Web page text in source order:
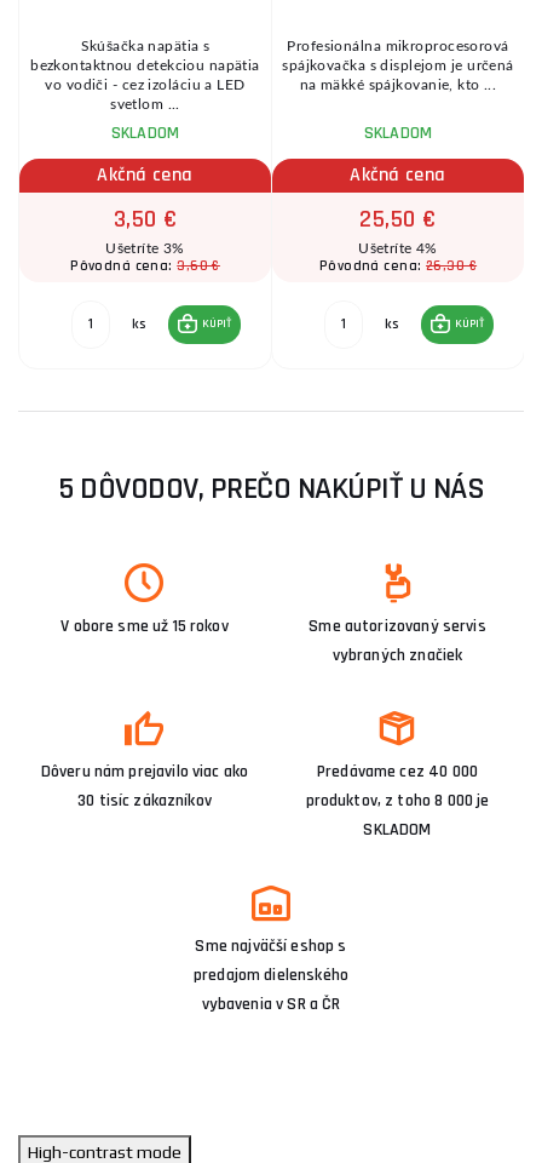
Skúšačka napätia s
bezkontaktnou detekciou napätia
vo vodiči - cez izoláciu a LED
svetlom ...
SKLADOM
Akčná cena
3,50 €
Ušetríte 3%
Pôvodná cena:3,60 €
ks KÚPIŤ
Profesionálna mikroprocesorová
spájkovačka s displejom je určená
na mäkké spájkovanie, kto ...
SKLADOM
Akčná cena
25,50 €
Ušetríte 4%
Pôvodná cena:26,30 €
ks KÚPIŤ
5 DÔVODOV, PREČO NAKÚPIŤ U NÁS
V obore sme už 15 rokov
Sme autorizovaný servis
vybraných značiek
Dôveru nám prejavilo viac ako
30 tisíc zákazníkov
Predávame cez 40 000
produktov, z toho 8 000 je
SKLADOM
Sme najväčší eshop s
predajom dielenského
vybavenia v SR a ČR
High-contrast mode